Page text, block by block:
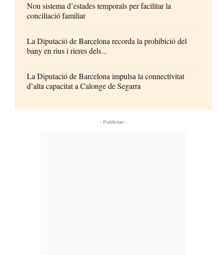
Nou sistema d’estades temporals per facilitar la
conciliació familiar
La Diputació de Barcelona recorda la prohibició del
bany en rius i rieres dels...
La Diputació de Barcelona impulsa la connectivitat
d’alta capacitat a Calonge de Segarra
- Publicitat -